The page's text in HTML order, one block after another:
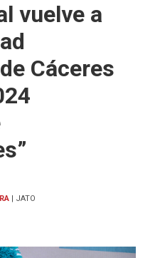
vuelve a
Cáceres
| JATO